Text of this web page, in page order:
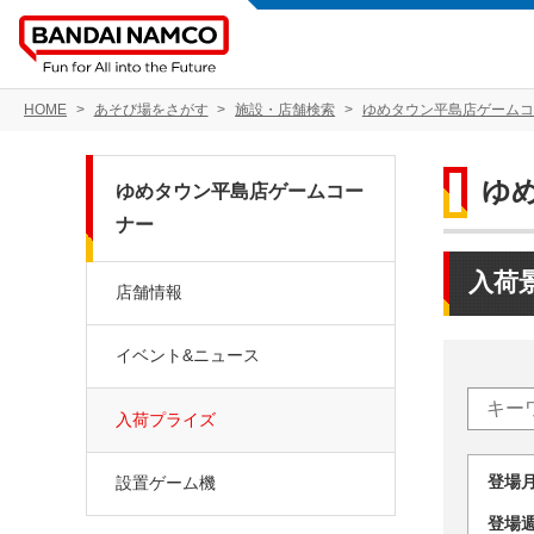
HOME あそび場をさがす 施設・店舗検索 ゆめタウン平島店ゲーム
ゆ
入荷
登
登
ゆめタウン平島店ゲームコー
ナー
店舗情報
イベント&ニュース
入荷プライズ
設置ゲーム機